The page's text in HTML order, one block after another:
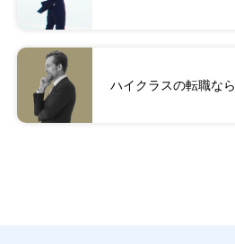
ハイクラスの転職なら